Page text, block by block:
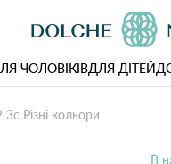
ЧОЛОВІКІВДЛЯ ДІТЕЙ
Різні кольори
В